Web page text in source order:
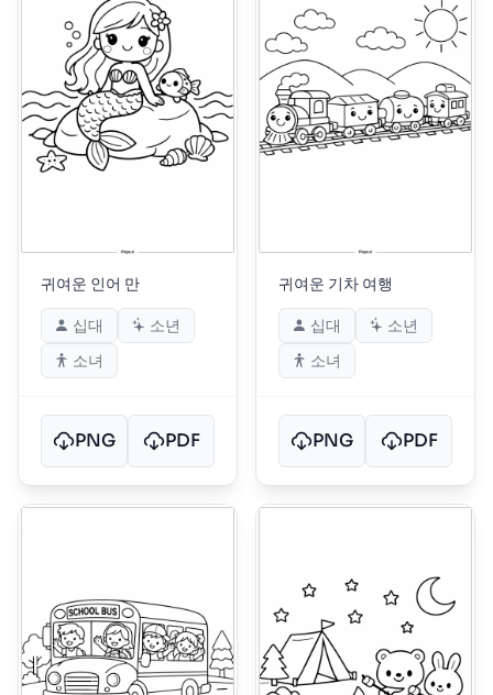
귀여운 인어 만
십대
소년
소녀
PNG PDF
귀여운 기차 여행
십대
소년
소녀
PNG PDF